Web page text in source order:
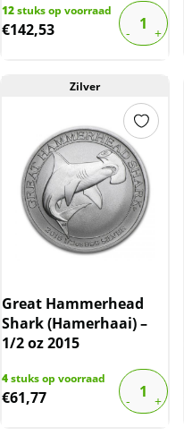
12stuks op voorraad
€142,53
Zilver
Great Hammerhead
Shark (Hamerhaai) –
1/2 oz 2015
4stuks op voorraad
€61,77